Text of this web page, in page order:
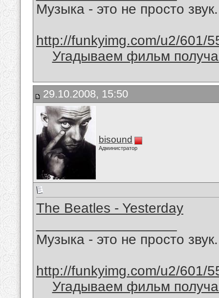
Музыка - это не просто
http://funkyimg.com/u2/601/
Угадываем фильм
29.10.2008, 15:50
bisound
Администратор
The Beatles - Yesterday
Музыка - это не просто
http://funkyimg.com/u2/601/
Угадываем фильм